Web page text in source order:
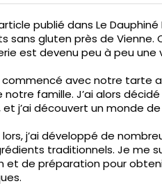
publié dans Le
sans gluten près de
est devenu peu à peu une
commencé avec notre tarte
notre famille. J’ai alors
et j’ai découvert un monde
lors, j’ai développé de
traditionnels. Je me
et de préparation pour